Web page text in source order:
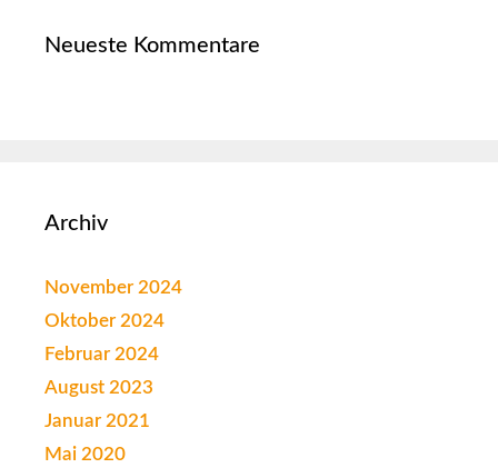
Neueste Kommentare
Archiv
November 2024
Oktober 2024
Februar 2024
August 2023
Januar 2021
Mai 2020